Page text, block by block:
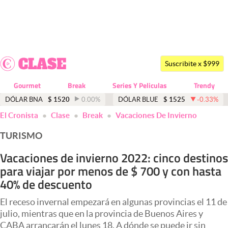
Dólar
Economía y Política
Finanzas y Mercados
Mercados Online
Negocios
Columnistas
Apertura
Suscribite x $999
Gourmet Break Series Y Peliculas Trendy
DÓLAR BNA $ 1520 0.00% DÓLAR BLUE $ 1525 -0.33%
El Cronista Clase Break Vacaciones De Invierno
TURISMO
Vacaciones de invierno 2022: cinco destinos
para viajar por menos de $ 700 y con hasta
40% de descuento
El receso invernal empezará en algunas provincias el 11 de
julio, mientras que en la provincia de Buenos Aires y
CABA arrancarán el lunes 18. A dónde se puede ir sin